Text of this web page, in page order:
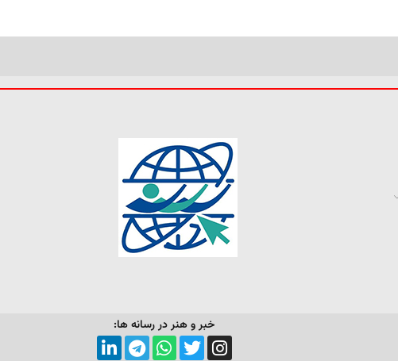
خبر و هنر در رسانه ها: